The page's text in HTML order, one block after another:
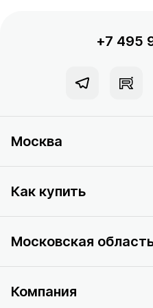
+7 495
Москва
Как купить
Московская
Компания